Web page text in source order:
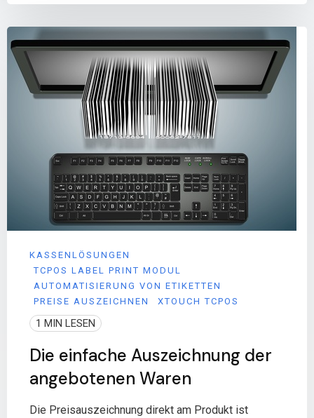
KASSENLÖSUNGEN
TCPOS LABEL PRINT MODUL
AUTOMATISIERUNG VON ETIKETTEN
PREISE AUSZEICHNEN
XTOUCH TCPOS
1 MIN LESEN
Die einfache Auszeichnung der
angebotenen Waren
Die Preisauszeichnung direkt am Produkt ist